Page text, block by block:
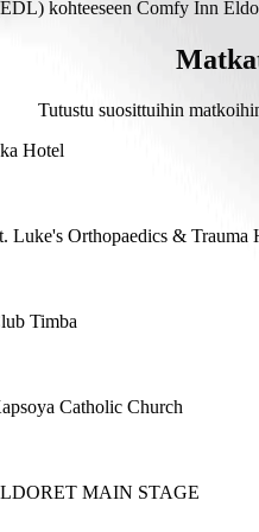
Inn Eldoret kestää noin
kohteeseen Comfy Inn
Inn Eldoret maksaa
Tutustu suosittuihin
Hotel
Luke's Orthopaedics & Trauma
Timba
Catholic Church
MAIN STAGE